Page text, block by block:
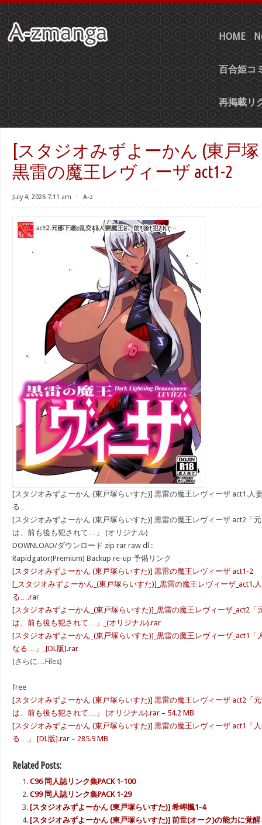
HOME
百合姫コ
再掲載リ
[スタジオみずよーかん (東戸
黒雷の魔王レヴィーザ act1-2
July 4, 2026 7:11 am ⋅ A-z
[スタジオみずよーかん (東戸塚らいすた)] 黒雷の魔王レヴィーザ act1.人
る…
[スタジオみずよーかん (東戸塚らいすた)] 黒雷の魔王レヴィーザ act2「
は、前も後も犯されて…」 (オリジナル)
DOWNLOAD/ダウンロード zip rar raw dl :
Rapidgator(Premium) Backup re-up 予備リンク
[スタジオみずよーかん (東戸塚らいすた)] 黒雷の魔王レヴィーザ act1-2
[_スタジオみずよーかん_(東戸塚らいすた)]_黒雷の魔王レヴィーザ_act1.
る….rar
[スタジオみずよーかん_(東戸塚らいすた)]_黒雷の魔王レヴィーザ_act2
は、前も後も犯されて…」_(オリジナル).rar
[スタジオみずよーかん_(東戸塚らいすた)]_黒雷の魔王レヴィーザ_act1
なる…」_[DL版].rar
(さらに…Files)
free
[スタジオみずよーかん (東戸塚らいすた)] 黒雷の魔王レヴィーザ act2「
は、前も後も犯されて…」 (オリジナル).rar – 54.2 MB
[スタジオみずよーかん (東戸塚らいすた)] 黒雷の魔王レヴィーザ act1「
る…」 [DL版].rar – 285.9 MB
Related Posts:
C96 同人誌リンク集PACK 1-100
C99 同人誌リンク集PACK 1-29
[スタジオみずよーかん (東戸塚らいすた)] 希岬楓1-4
[スタジオみずよーかん (東戸塚らいすた)] 前世(オーク)の能力に覚